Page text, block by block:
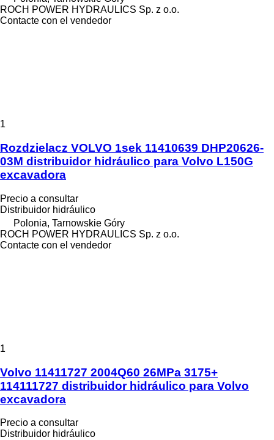
ROCH POWER HYDRAULICS Sp. z o.o.
Contacte con el vendedor
1
Rozdzielacz VOLVO 1sek 11410639 DHP20626-
03M distribuidor hidráulico para Volvo L150G
excavadora
Precio a consultar
Distribuidor hidráulico
Polonia, Tarnowskie Góry
ROCH POWER HYDRAULICS Sp. z o.o.
Contacte con el vendedor
1
Volvo 11411727 2004Q60 26MPa 3175+
114111727 distribuidor hidráulico para Volvo
excavadora
Precio a consultar
Distribuidor hidráulico